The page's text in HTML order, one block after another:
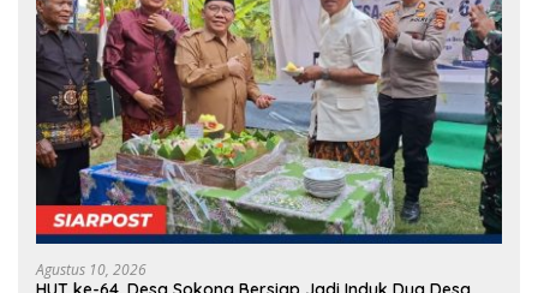
Agustus 10, 2026